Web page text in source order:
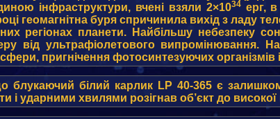
інфраструктури, вчені взяли 2×1034ерг, в
геомагнітна буря спричинила вихід з ладу
регіонах планети. Найбільшу небезпеку
від ультрафіолетового випромінювання.
пригнічення фотосинтезуючих організмів
блукаючий білий карлик LP 40-365 є
і ударними хвилями розігнав об’єкт до високої